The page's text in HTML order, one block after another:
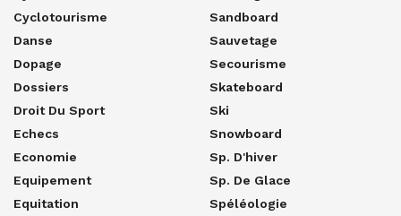
Cyclotourisme
Danse
Dopage
Dossiers
Droit Du Sport
Echecs
Economie
Equipement
Equitation
Sandboard
Sauvetage
Secourisme
Skateboard
Ski
Snowboard
Sp. D'hiver
Sp. De Glace
Spéléologie